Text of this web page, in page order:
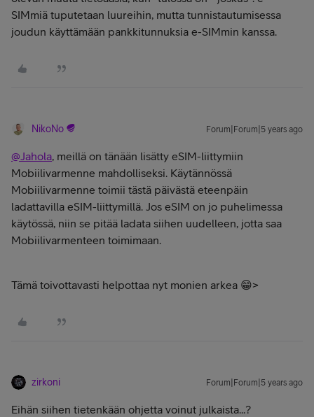
SIMmiä tuputetaan luureihin, mutta tunnistautumisessa
joudun käyttämään pankkitunnuksia e-SIMmin kanssa.
NikoNo Forum|Forum|5 years ago
@Jahola, meillä on tänään lisätty eSIM-liittymiin
Mobiilivarmenne mahdolliseksi. Käytännössä
Mobiilivarmenne toimii tästä päivästä eteenpäin
ladattavilla eSIM-liittymillä. Jos eSIM on jo puhelimessa
käytössä, niin se pitää ladata siihen uudelleen, jotta saa
Mobiilivarmenteen toimimaan.
Tämä toivottavasti helpottaa nyt monien arkea 😁>
zirkoni Forum|Forum|5 years ago
Eihän siihen tietenkään ohjetta voinut julkaista...?